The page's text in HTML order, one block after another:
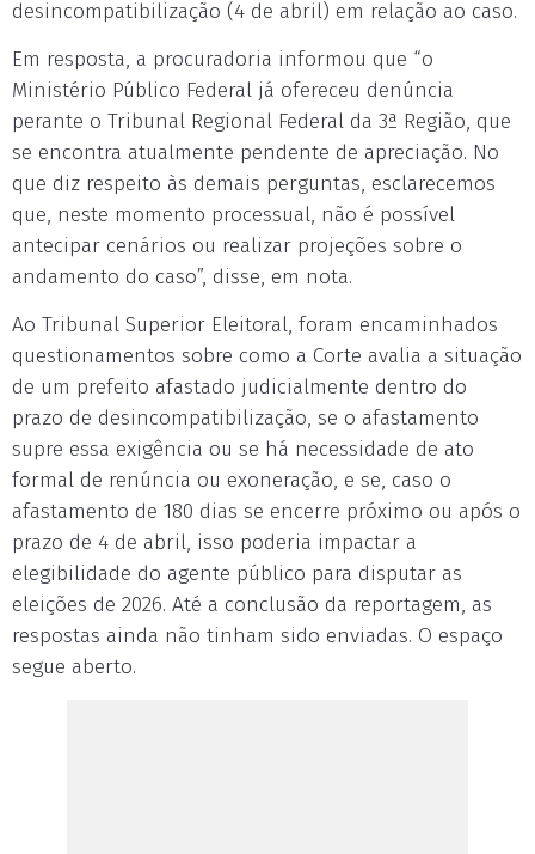
desincompatibilização (4 de abril) em relação ao caso.
Em resposta, a procuradoria informou que “o
Ministério Público Federal já ofereceu denúncia
perante o Tribunal Regional Federal da 3ª Região, que
se encontra atualmente pendente de apreciação. No
que diz respeito às demais perguntas, esclarecemos
que, neste momento processual, não é possível
antecipar cenários ou realizar projeções sobre o
andamento do caso”, disse, em nota.
Ao Tribunal Superior Eleitoral, foram encaminhados
questionamentos sobre como a Corte avalia a situação
de um prefeito afastado judicialmente dentro do
prazo de desincompatibilização, se o afastamento
supre essa exigência ou se há necessidade de ato
formal de renúncia ou exoneração, e se, caso o
afastamento de 180 dias se encerre próximo ou após o
prazo de 4 de abril, isso poderia impactar a
elegibilidade do agente público para disputar as
eleições de 2026. Até a conclusão da reportagem, as
respostas ainda não tinham sido enviadas. O espaço
segue aberto.